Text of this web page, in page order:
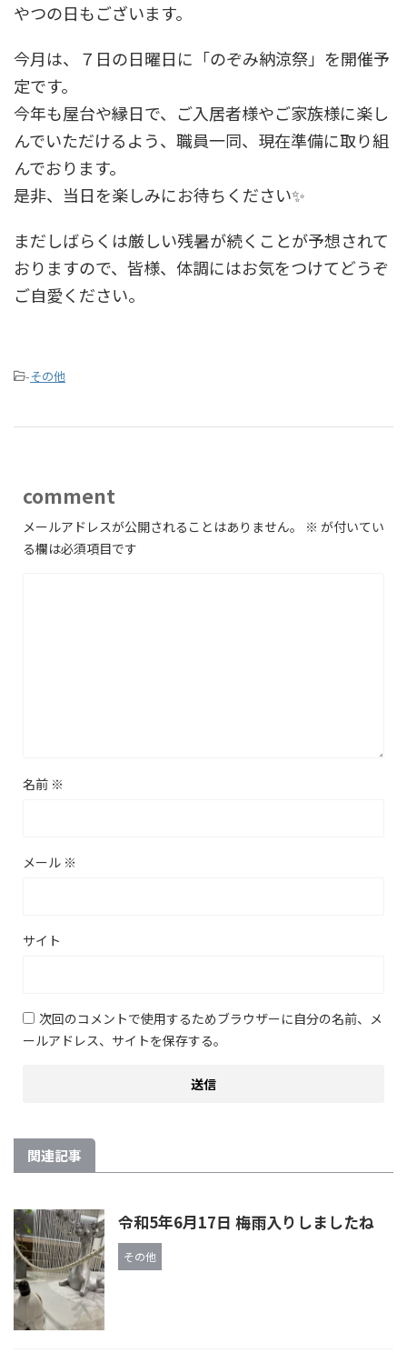
やつの日もございます。
今月は、７日の日曜日に「のぞみ納涼祭」を開催予
定です。
今年も屋台や縁日で、ご入居者様やご家族様に楽し
んでいただけるよう、職員一同、現在準備に取り組
んでおります。
是非、当日を楽しみにお待ちください✨
まだしばらくは厳しい残暑が続くことが予想されて
おりますので、皆様、体調にはお気をつけてどうぞ
ご自愛ください。
-その他
comment
メールアドレスが公開されることはありません。 ※ が付いてい
る欄は必須項目です
名前 ※
メール ※
サイト
次回のコメントで使用するためブラウザーに自分の名前、メ
ールアドレス、サイトを保存する。
関連記事
令和5年6月17日 梅雨入りしましたね
その他